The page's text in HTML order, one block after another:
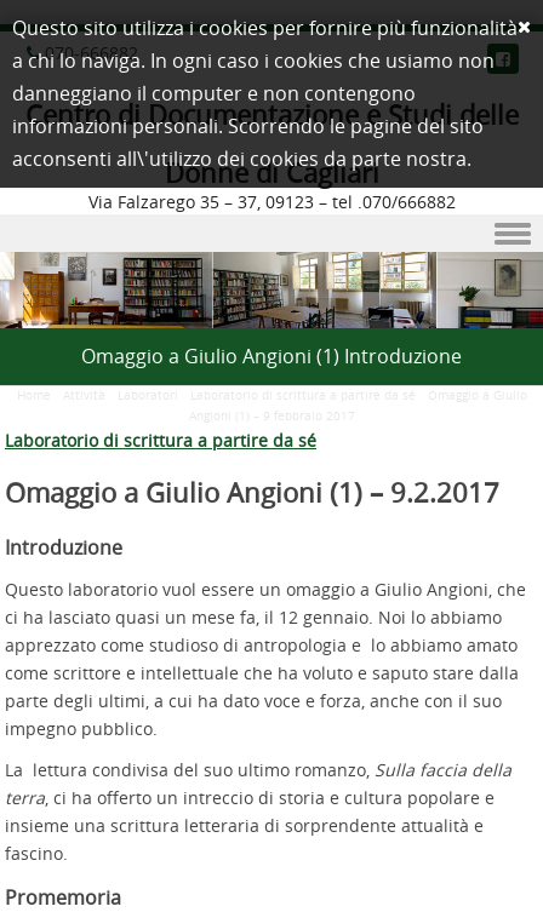
070-666882
Centro di Documentazione e Studi delle
Donne di Cagliari
Via Falzarego 35 – 37, 09123 – tel .070/666882
Skip to content
Omaggio a Giulio Angioni (1) Introduzione
Home Attività Laboratori Laboratorio di scrittura a partire da sé
Omaggio a Giulio
Angioni (1) – 9 febbraio 2017
Laboratorio di scrittura a partire da sé
Omaggio a Giulio Angioni (1) – 9.2.2017
Introduzione
Questo laboratorio vuol essere un omaggio a Giulio Angioni, che
ci ha lasciato quasi un mese fa, il 12 gennaio. Noi lo abbiamo
apprezzato come studioso di antropologia e lo abbiamo amato
come scrittore e intellettuale che ha voluto e saputo stare dalla
parte degli ultimi, a cui ha dato voce e forza, anche con il suo
impegno pubblico.
La lettura condivisa del suo ultimo romanzo, Sulla faccia della
terra, ci ha offerto un intreccio di storia e cultura popolare e
insieme una scrittura letteraria di sorprendente attualità e
fascino.
Promemoria
Questo sito utilizza i cookies per fornire più funzionalità
a chi lo naviga. In ogni caso i cookies che usiamo non
danneggiano il computer e non contengono
informazioni personali. Scorrendo le pagine del sito
acconsenti all\'utilizzo dei cookies da parte nostra.